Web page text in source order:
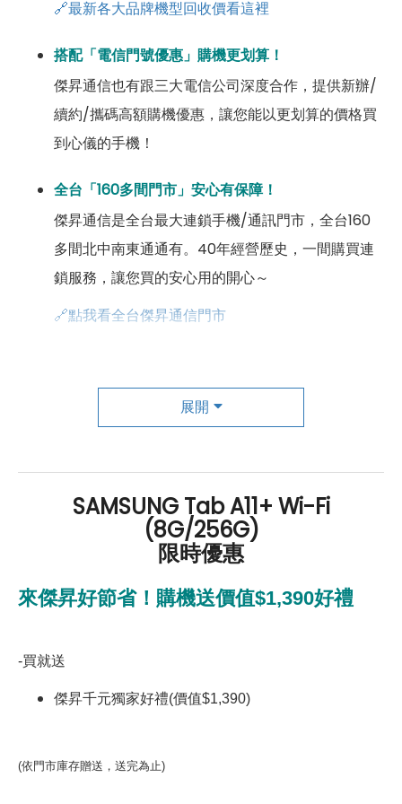
🔗最新各大品牌機型回收價看這裡
搭配「電信門號優惠」購機更划算！
傑昇通信也有跟三大電信公司深度合作，提供新辦/
續約/攜碼高額購機優惠，讓您能以更划算的價格買
到心儀的手機！
全台「160多間門市」安心有保障！
傑昇通信是全台最大連鎖手機/通訊門市，全台160
多間北中南東通通有。40年經營歷史，一間購買連
鎖服務，讓您買的安心用的開心～
🔗點我看全台傑昇通信門市
傑昇尊榮會員除了可以「消費集點兌換商品」，每半
年還有「200元配件購物金」，每年再送「VIP生日
展開
SAMSUNG Tab A11+ Wi-Fi
(8G/256G)
限時優惠
來傑昇好節省！購機送價值$1,390好禮
-買就送
傑昇千元獨家好禮(價值$1,390)
(依門市庫存贈送，送完為止)